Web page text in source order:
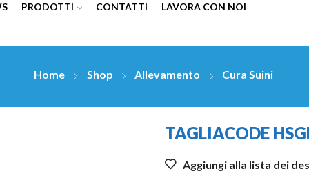
PRODOTTI CONTATTI LAVORA CON NOI
Home Shop Allevamento Cura Suini
TAGLIACODE
Aggiungi alla lista dei